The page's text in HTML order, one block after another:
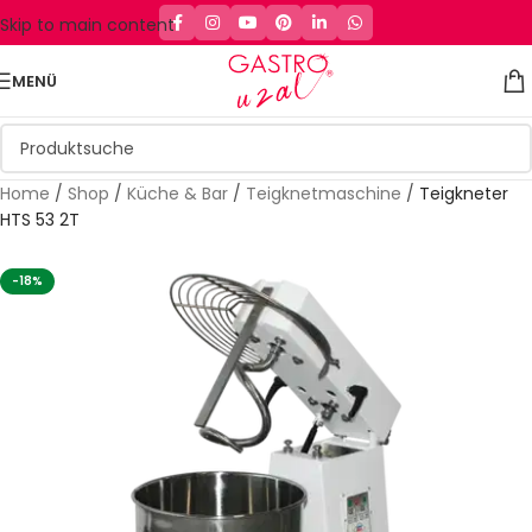
Skip to main content
MENÜ
Home / Shop / Küche & Bar / Teigknetmaschine / Teigkneter
HTS 53 2T
-18%